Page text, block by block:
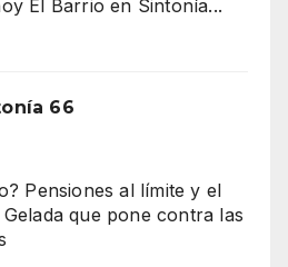
El Barrio en Sintonía...
66
Pensiones al límite y el
que pone contra las